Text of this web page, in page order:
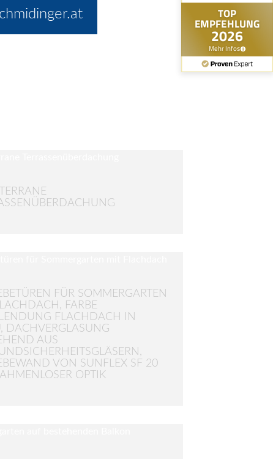
FÜR SOMMERGARTEN
FARBE
FLACHDACH IN
DACHVERGLASUNG
AUS
VON SUNFLEX SF 20
OPTIK